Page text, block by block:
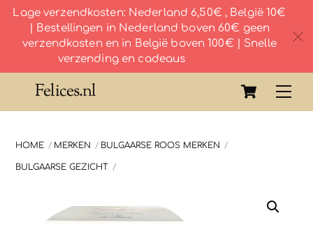
Lage verzendkosten: Nederland 6,50€ , België 10€
| Bestellingen in Nederland boven 60€ geen
verzendkosten en in België boven 100€ | Snelle
verzending en cadeaus
c
Cart
Felices.nl
HOME MERKEN BULGAARSE ROOS MERKEN
BULGAARSE GEZICHT